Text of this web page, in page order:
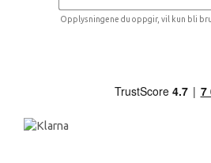
Opplysningene du oppgir, vil kun bli